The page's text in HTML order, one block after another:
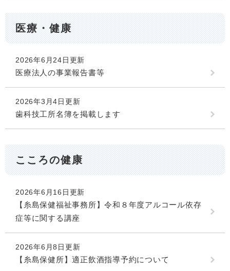
医療・健康
2026年6月24日更新
医療法人の事業報告書等
2026年3月4日更新
歯科技工所名簿を掲載します
こころの健康
2026年6月16日更新
【糸島保健福祉事務所】令和８年度アルコール依存
症等に関する講座
2026年6月8日更新
【糸島保健所】適正飲酒指導予約について